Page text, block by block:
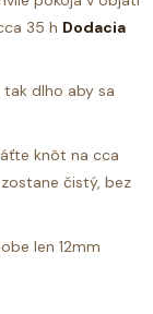
35 h Dodacia
dlho aby sa
knôt na cca
čistý, bez
len 12mm